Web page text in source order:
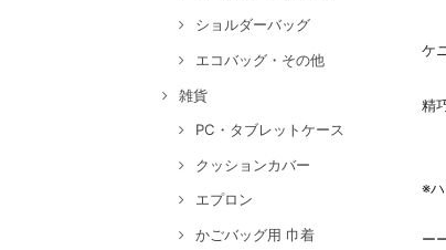
ショルダーバッグ
エコバッグ・その他
雑貨
PC・タブレットケース
クッションカバー
エプロン
かごバッグ用 巾着
ケ
精
※
ー